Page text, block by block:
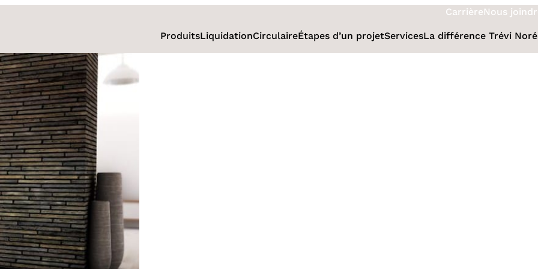
CarrièreNous
ProduitsLiquidationCirculaireÉtapes d’un projetServicesLa différence Trévi